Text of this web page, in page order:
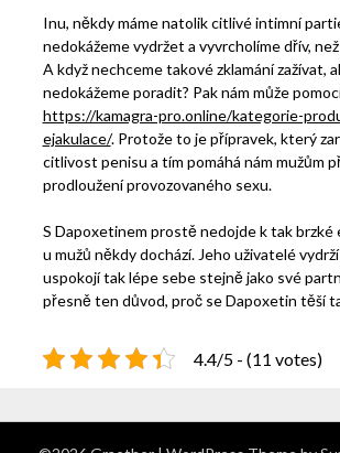
Inu, někdy máme natolik citlivé intimní
nedokážeme vydržet a vyvrcholíme dřív,
A když nechceme takové zklamání zažívat,
nedokážeme poradit? Pak nám může
https://kamagra-pro.online/kategorie-
ejakulace/. Protože to je přípravek, který
citlivost penisu a tím pomáhá nám mužům
prodloužení provozovaného sexu.
S Dapoxetinem prostě nedojde k tak brzké
u mužů někdy dochází. Jeho uživatelé
uspokojí tak lépe sebe stejně jako své
přesně ten důvod, proč se Dapoxetin těší
4.4/5 - (11 votes)